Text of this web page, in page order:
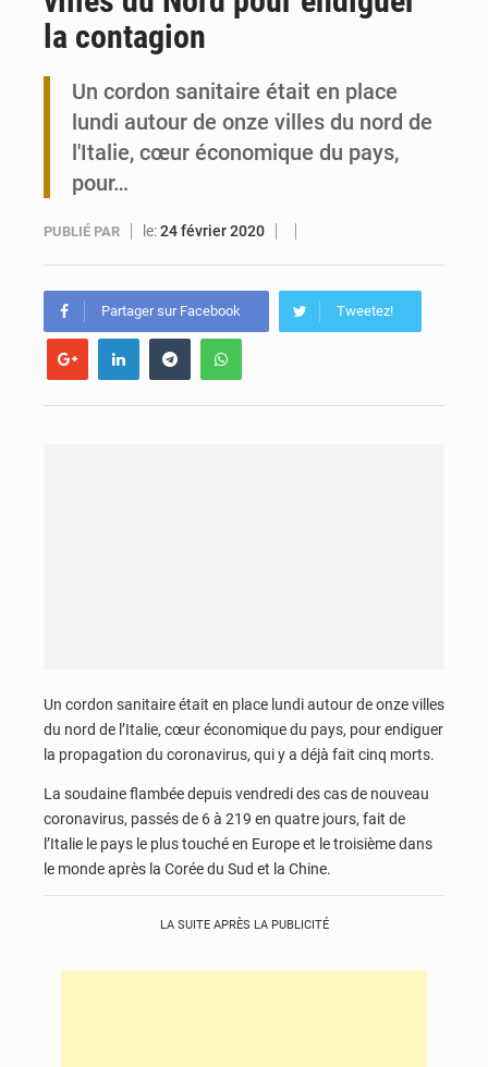
Maurice : Démission de la ministre Véronique Leu-Govind
la contagion
Un cordon sanitaire était en place
lundi autour de onze villes du nord de
l'Italie, cœur économique du pays,
pour…
PUBLIÉ PAR le:24 février 2020
Partager sur Facebook Tweetez!
Un cordon sanitaire était en place lundi autour de onze villes
du nord de l’Italie, cœur économique du pays, pour endiguer
la propagation du coronavirus, qui y a déjà fait cinq morts.
La soudaine flambée depuis vendredi des cas de nouveau
coronavirus, passés de 6 à 219 en quatre jours, fait de
l’Italie le pays le plus touché en Europe et le troisième dans
le monde après la Corée du Sud et la Chine.
LA SUITE APRÈS LA PUBLICITÉ